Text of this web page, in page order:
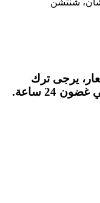
شنتشن
يرجى ترك
24 ساعة.